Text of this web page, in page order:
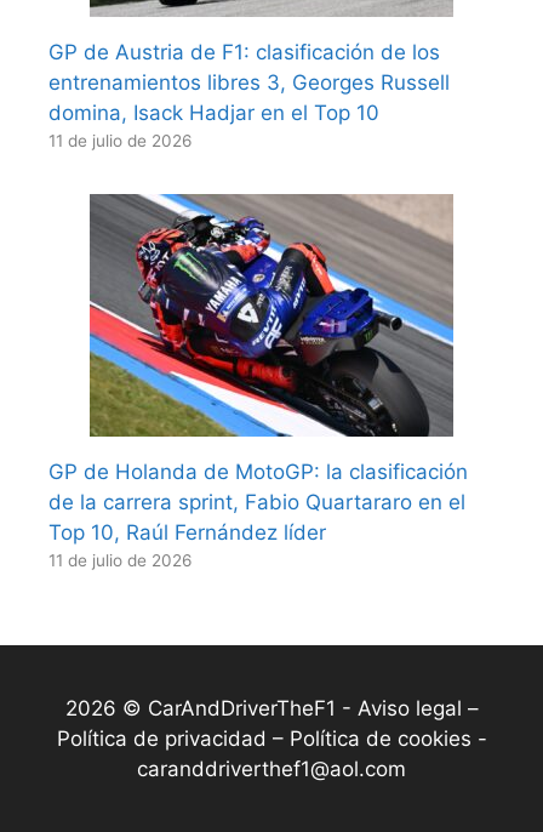
GP de Austria de F1: clasificación de los
entrenamientos libres 3, Georges Russell
domina, Isack Hadjar en el Top 10
11 de julio de 2026
GP de Holanda de MotoGP: la clasificación
de la carrera sprint, Fabio Quartararo en el
Top 10, Raúl Fernández líder
11 de julio de 2026
2026 © CarAndDriverTheF1 - Aviso legal –
Política de privacidad – Política de cookies -
caranddriverthef1@aol.com